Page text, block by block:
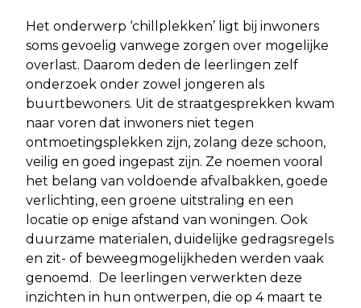
Het onderwerp ‘chillplekken’ ligt bij inwoners
soms gevoelig vanwege zorgen over mogelijke
overlast. Daarom deden de leerlingen zelf
onderzoek onder zowel jongeren als
buurtbewoners. Uit de straatgesprekken kwam
naar voren dat inwoners niet tegen
ontmoetingsplekken zijn, zolang deze schoon,
veilig en goed ingepast zijn. Ze noemen vooral
het belang van voldoende afvalbakken, goede
verlichting, een groene uitstraling en een
locatie op enige afstand van woningen. Ook
duurzame materialen, duidelijke gedragsregels
en zit- of beweegmogelijkheden werden vaak
genoemd. De leerlingen verwerkten deze
inzichten in hun ontwerpen, die op 4 maart te